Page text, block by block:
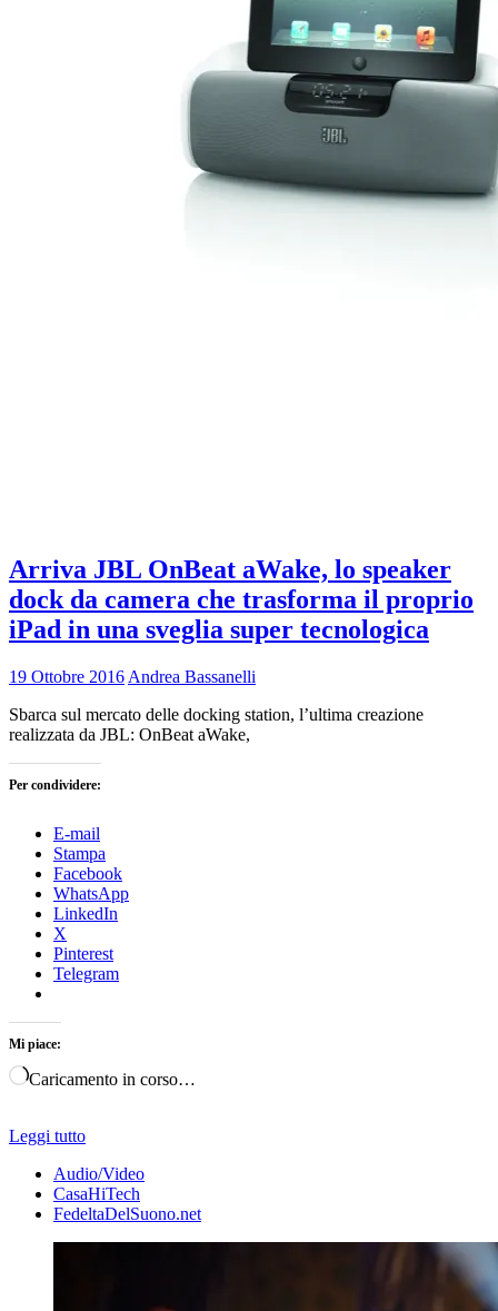
Arriva JBL OnBeat aWake, lo speaker
dock da camera che trasforma il proprio
iPad in una sveglia super tecnologica
19 Ottobre 2016 Andrea Bassanelli
Sbarca sul mercato delle docking station, l’ultima creazione
realizzata da JBL: OnBeat aWake,
Per condividere:
E-mail
Stampa
Facebook
WhatsApp
LinkedIn
X
Pinterest
Telegram
Mi piace:
Caricamento in corso…
Leggi tutto
Audio/Video
CasaHiTech
FedeltaDelSuono.net